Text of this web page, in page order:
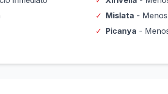
✓ Mislata -
✓ Picanya -